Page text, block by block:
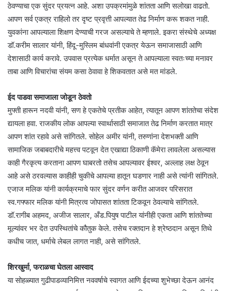
ठेवण्याचा एक सुंदर प्रयत्न आहे. अशा उपक्रमांमुळे शांतता आणि सलोखा वाढतो.
आपण सर्व एकत्र राहिलो तर दृष्ट प्रवृत्ती आपल्यात तेढ निर्माण करू शकत नाही.
युवकांना आपल्याला शिक्षण देण्याची गरज असल्याचे ते म्हणाले. इकरा संस्थेचे अध्यक्ष
डॉ.करीम सालार यांनी, हिंदू-मुस्लिम बांधवांनी एकत्र येऊन समाजासाठी आणि
देशासाठी कार्य करावे. उपवास प्रत्येक धर्मात असून ते आपल्याला स्वतःच्या मनावर
ताबा आणि विचारांचा संयम कसा ठेवावा हे शिकवतात असे मत मांडले.
ईद पाडवा समाजाला जोडून ठेवतो
मुफ्ती हारून नदवी यांनी, सण हे एकतेचे प्रतीक आहेत, त्यातून आपण शांततेचा संदेश
द्यायला हवा. राजकीय लोक आपल्या स्वार्थासाठी समाजात तेढ निर्माण करतात मात्र
आपण शांत रहावे असे सांगितले. सोहेल अमीर यांनी, तरुणांना देशभक्ती आणि
सामाजिक जबाबदारीचे महत्त्व पटवून देत एखाद्या ठिकाणी कॅमेरा लावलेला असल्यास
काही गैरकृत्य करताना आपण घाबरतो तसेच आपल्यावर ईश्वर, अल्लाह लक्ष ठेवून
आहे असे ठरवल्यास काहीही चुकीचे आपल्या हातून घडणार नाही असे त्यांनी सांगितले.
एजाज मलिक यांनी कार्यक्रमाचे फार सुंदर वर्णन करीत आजवर परिसरात
स्व.गफ्फार मलिक यांनी मित्रत्व जोपासत शांतता टिकवून ठेवल्याचे सांगितले.
डॉ.रागीब अहमद, अजीज सालार, अँड.पियुष पाटील यांनीही एकता आणि शांततेच्या
मूल्यांवर भर देत उपस्थितांचे कौतुक केले. तसेच रक्तदान हे श्रेष्ठदान असून तिथे
कधीच जात, धर्माचे लेबल लागत नाही, असे सांगितले.
शिरखुर्मा, फराळचा घेतला आस्वाद
या सोहळ्यात गुढीपाडव्यानिमित्त नववर्षाचे स्वागत आणि ईदच्या शुभेच्छा देऊन आनंद